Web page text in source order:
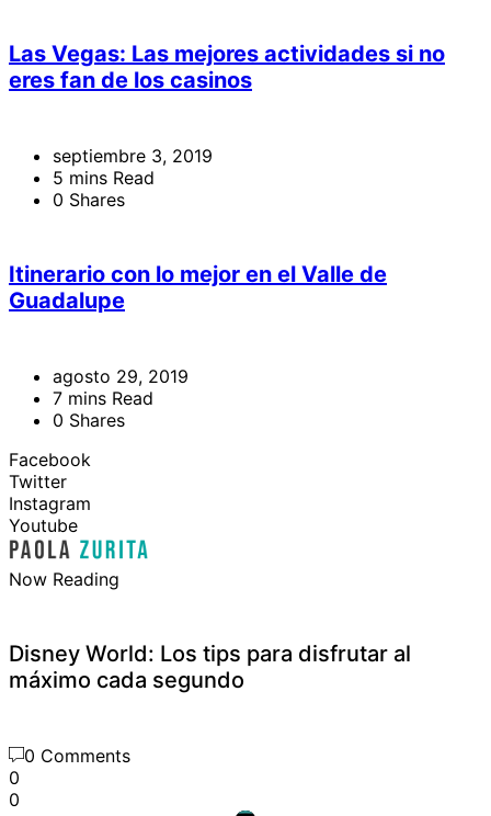
Las Vegas: Las mejores actividades si no
eres fan de los casinos
septiembre 3, 2019
5 mins Read
0 Shares
Itinerario con lo mejor en el Valle de
Guadalupe
agosto 29, 2019
7 mins Read
0 Shares
Facebook
Twitter
Instagram
Youtube
Now Reading
Disney World: Los tips para disfrutar al
máximo cada segundo
0 Comments
0
0